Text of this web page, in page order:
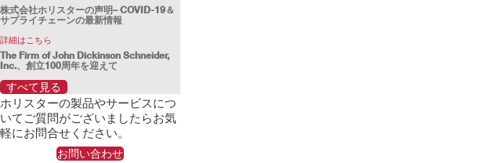
株式会社ホリスターの声明– COVID-19＆
サプライチェーンの最新情報
詳細はこちら
The Firm of John Dickinson Schneider,
Inc.、創立100周年を迎えて
詳細はこちら
ホリスター社：新型コロナウイルス 感染
症のパンデミック（世界的な大流行）に関
する現在の状況
詳細はこちら
ホリスター社：新型コロナウイルス 感染
すべて見る
ホリスターの製品やサービスにつ
いてご質問がございましたらお気
軽にお問合せください。
お問い合わせ